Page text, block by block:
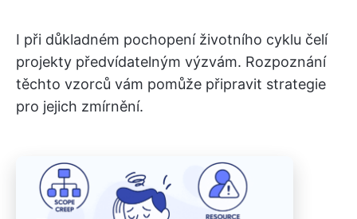
I při důkladném pochopení životního cyklu čelí
projekty předvídatelným výzvám. Rozpoznání
těchto vzorců vám pomůže připravit strategie
pro jejich zmírnění.